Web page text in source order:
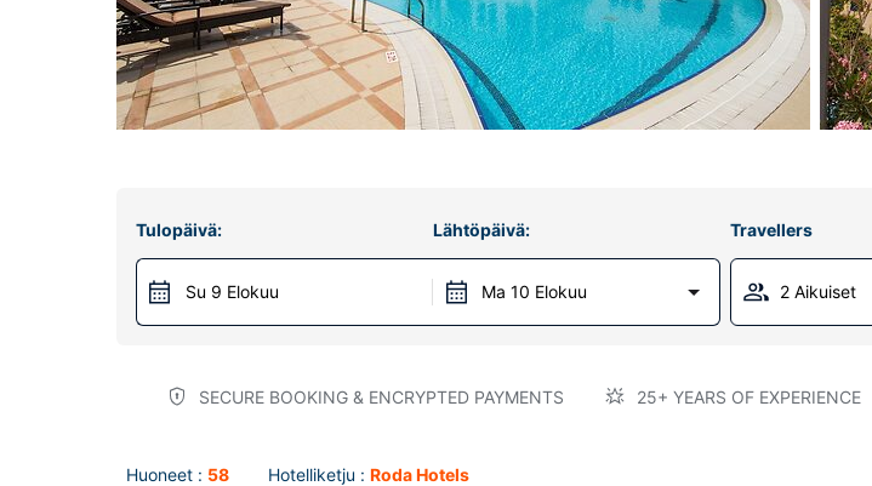
Tulopäivä:
Su 9 Elokuu
Lähtöpäivä:
Ma 10 Elokuu
Travellers
2 Aikuiset
SECURE BOOKING & ENCRYPTED PAYMENTS 25+ YEARS OF EXPERIENCE
Huoneet : 58 Hotelliketju : Roda Hotels